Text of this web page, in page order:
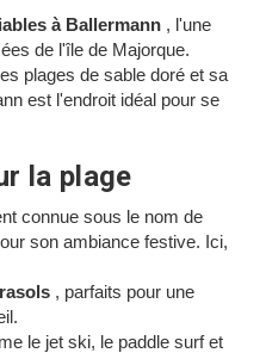
à Ballermann , l'une
de l'île de Majorque.
plages de sable doré et sa
est l'endroit idéal pour se
la plage
connue sous le nom de
son ambiance festive. Ici,
, parfaits pour une
le jet ski, le paddle surf et